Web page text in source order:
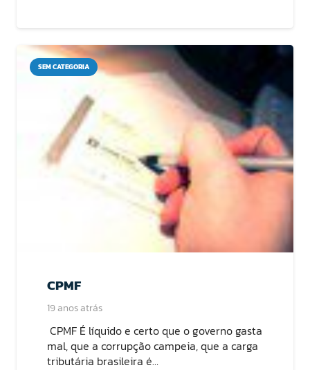
SEM CATEGORIA
CPMF
19 anos atrás
CPMF É líquido e certo que o governo gasta
mal, que a corrupção campeia, que a carga
tributária brasileira é…